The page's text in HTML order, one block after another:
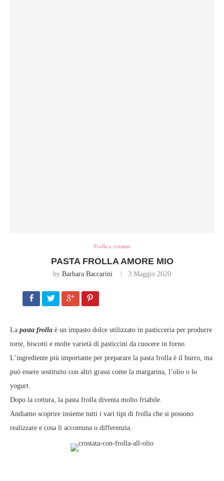
Frolla e crostate
PASTA FROLLA AMORE MIO
by Barbara Baccarini 3 Maggio 2020
La pasta frolla è un impasto dolce utilizzato in pasticceria per produrre
torte, biscotti e molte varietà di pasticcini da cuocere in forno.
L’ingrediente più importante per preparare la pasta frolla è il burro, ma
può essere sostituito con altri grassi come la margarina, l’olio o lo
yogurt.
Dopo la cottura, la pasta frolla diventa molto friabile.
Andiamo scoprire insieme tutti i vari tipi di frolla che si possono
realizzare e cosa li accomuna o differenzia.